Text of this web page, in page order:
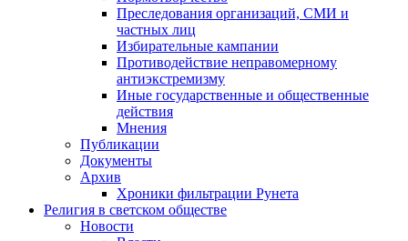
Преследования организаций, СМИ и
частных лиц
Избирательные кампании
Противодействие неправомерному
антиэкстремизму
Иные государственные и общественные
действия
Мнения
Публикации
Документы
Архив
Хроники фильтрации Рунета
Религия в светском обществе
Новости